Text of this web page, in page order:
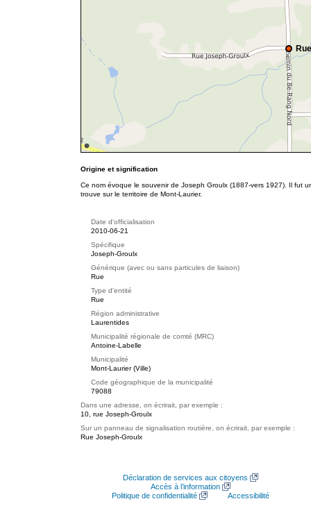
Origine et signification
Ce nom évoque le souvenir de Joseph Groulx (1887-vers 1927). Il fut
trouve sur le territoire de Mont-Laurier.
Date d'officialisation
2010-06-21
Spécifique
Joseph-Groulx
Générique (avec ou sans particules de liaison)
Rue
Type d'entité
Rue
Région administrative
Laurentides
Municipalité régionale de comté (MRC)
Antoine-Labelle
Municipalité
Mont-Laurier (Ville)
Code géographique de la municipalité
79088
Dans une adresse, on écrirait, par exemple :
10, rue Joseph-Groulx
Sur un panneau de signalisation routière, on écrirait, par exemple :
Rue Joseph-Groulx
Déclaration de services aux citoyens
Accès à l’information
Politique de confidentialité
Accessibilité